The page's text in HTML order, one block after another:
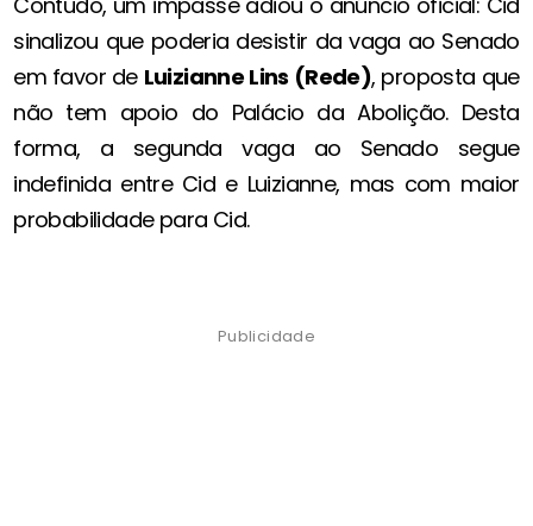
sinalizou que poderia desistir da vaga ao Senado
em favor de Luizianne Lins (Rede), proposta que
não tem apoio do Palácio da Abolição. Desta
forma, a segunda vaga ao Senado segue
indefinida entre Cid e Luizianne, mas com maior
probabilidade para Cid.
Publicidade